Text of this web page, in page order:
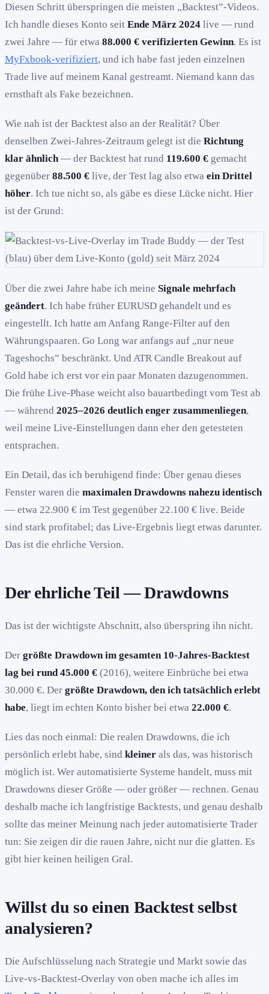
Diesen Schritt überspringen die meisten „Backtest”-Videos.
Ich handle dieses Konto seit Ende März 2024 live — rund
zwei Jahre — für etwa 88.000 € verifizierten Gewinn. Es ist
MyFxbook-verifiziert, und ich habe fast jeden einzelnen
Trade live auf meinem Kanal gestreamt. Niemand kann das
ernsthaft als Fake bezeichnen.
Wie nah ist der Backtest also an der Realität? Über
denselben Zwei-Jahres-Zeitraum gelegt ist die Richtung
klar ähnlich — der Backtest hat rund 119.600 € gemacht
gegenüber 88.500 € live, der Test lag also etwa ein Drittel
höher. Ich tue nicht so, als gäbe es diese Lücke nicht. Hier
ist der Grund:
Über die zwei Jahre habe ich meine Signale mehrfach
geändert. Ich habe früher EURUSD gehandelt und es
eingestellt. Ich hatte am Anfang Range-Filter auf den
Währungspaaren. Go Long war anfangs auf „nur neue
Tageshochs” beschränkt. Und ATR Candle Breakout auf
Gold habe ich erst vor ein paar Monaten dazugenommen.
Die frühe Live-Phase weicht also bauartbedingt vom Test ab
— während 2025–2026 deutlich enger zusammenliegen,
weil meine Live-Einstellungen dann eher den getesteten
entsprachen.
Ein Detail, das ich beruhigend finde: Über genau dieses
Fenster waren die maximalen Drawdowns nahezu identisch
— etwa 22.900 € im Test gegenüber 22.100 € live. Beide
sind stark profitabel; das Live-Ergebnis liegt etwas darunter.
Das ist die ehrliche Version.
Der ehrliche Teil — Drawdowns
Das ist der wichtigste Abschnitt, also überspring ihn nicht.
Der größte Drawdown im gesamten 10-Jahres-Backtest
lag bei rund 45.000 € (2016), weitere Einbrüche bei etwa
30.000 €. Der größte Drawdown, den ich tatsächlich erlebt
habe, liegt im echten Konto bisher bei etwa 22.000 €.
Lies das noch einmal: Die realen Drawdowns, die ich
persönlich erlebt habe, sind kleiner als das, was historisch
möglich ist. Wer automatisierte Systeme handelt, muss mit
Drawdowns dieser Größe — oder größer — rechnen. Genau
deshalb mache ich langfristige Backtests, und genau deshalb
sollte das meiner Meinung nach jeder automatisierte Trader
tun: Sie zeigen dir die rauen Jahre, nicht nur die glatten. Es
gibt hier keinen heiligen Gral.
Willst du so einen Backtest selbst
analysieren?
Die Aufschlüsselung nach Strategie und Markt sowie das
Live-vs-Backtest-Overlay von oben mache ich alles im